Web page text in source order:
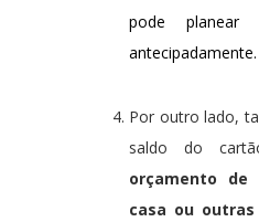
pode planear
antecipadamente.
Por outro lado,
saldo do
orçamento
casa ou